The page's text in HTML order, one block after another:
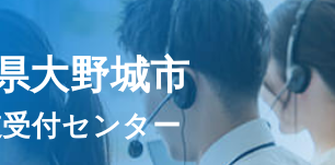
大野城市
付センター